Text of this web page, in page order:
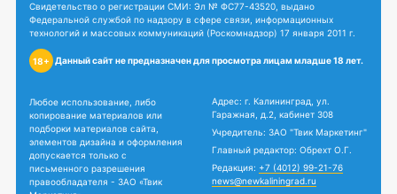
Свидетельство о регистрации СМИ: Эл № ФС77-43520, выдано
Федеральной службой по надзору в сфере связи, информационных
технологий и массовых коммуникаций (Роскомнадзор) 17 января 2011 г.
18+ Данный сайт не предназначен для просмотра лицам младше 18 лет.
Любое использование, либо
копирование материалов или
подборки материалов сайта,
элементов дизайна и оформления
допускается только с
письменного разрешения
правообладателя - ЗАО «Твик
Адрес: г. Калининград, ул.
Гаражная, д.2, кабинет 308
Учредитель: ЗАО "Твик Маркетинг"
Главный редактор: Обрехт О.Г.
Редакция: +7 (4012) 99-21-76
news@newkaliningrad.ru